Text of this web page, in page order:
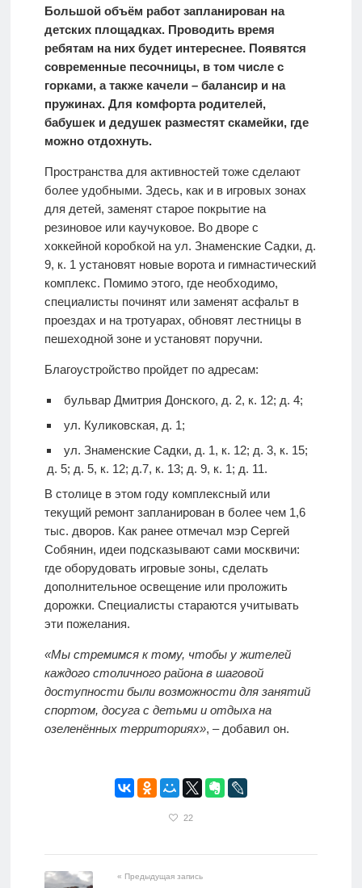
Большой объём работ запланирован на
детских площадках. Проводить время
ребятам на них будет интереснее. Появятся
современные песочницы, в том числе с
горками, а также качели – балансир и на
пружинах. Для комфорта родителей,
бабушек и дедушек разместят скамейки, где
можно отдохнуть.
Пространства для активностей тоже сделают
более удобными. Здесь, как и в игровых зонах
для детей, заменят старое покрытие на
резиновое или каучуковое. Во дворе с
хоккейной коробкой на ул. Знаменские Садки, д.
9, к. 1 установят новые ворота и гимнастический
комплекс. Помимо этого, где необходимо,
специалисты починят или заменят асфальт в
проездах и на тротуарах, обновят лестницы в
пешеходной зоне и установят поручни.
Благоустройство пройдет по адресам:
бульвар Дмитрия Донского, д. 2, к. 12; д. 4;
ул. Куликовская, д. 1;
ул. Знаменские Садки, д. 1, к. 12; д. 3, к. 15;
д. 5; д. 5, к. 12; д.7, к. 13; д. 9, к. 1; д. 11.
В столице в этом году комплексный или
текущий ремонт запланирован в более чем 1,6
тыс. дворов. Как ранее отмечал мэр Сергей
Собянин, идеи подсказывают сами москвичи:
где оборудовать игровые зоны, сделать
дополнительное освещение или проложить
дорожки. Специалисты стараются учитывать
эти пожелания.
«Мы стремимся к тому, чтобы у жителей
каждого столичного района в шаговой
доступности были возможности для занятий
спортом, досуга с детьми и отдыха на
озеленённых территориях», – добавил он.
22
« Предыдущая запись